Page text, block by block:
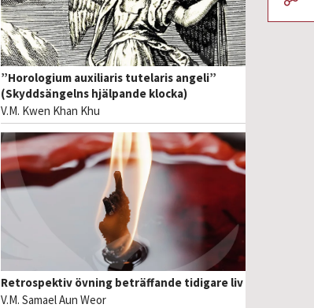
”Horologium auxiliaris tutelaris angeli”
(Skyddsängelns hjälpande klocka)
V.M. Kwen Khan Khu
Retrospektiv övning beträffande tidigare liv
V.M. Samael Aun Weor